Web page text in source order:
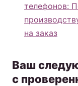
телефонов:
на заказ
Ваш
с